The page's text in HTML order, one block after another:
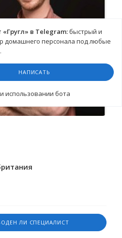
в Telegram:быстрый и
домашнего персонала под любые
НАПИСАТЬ
использовании бота
ЛИ СПЕЦИАЛИСТ